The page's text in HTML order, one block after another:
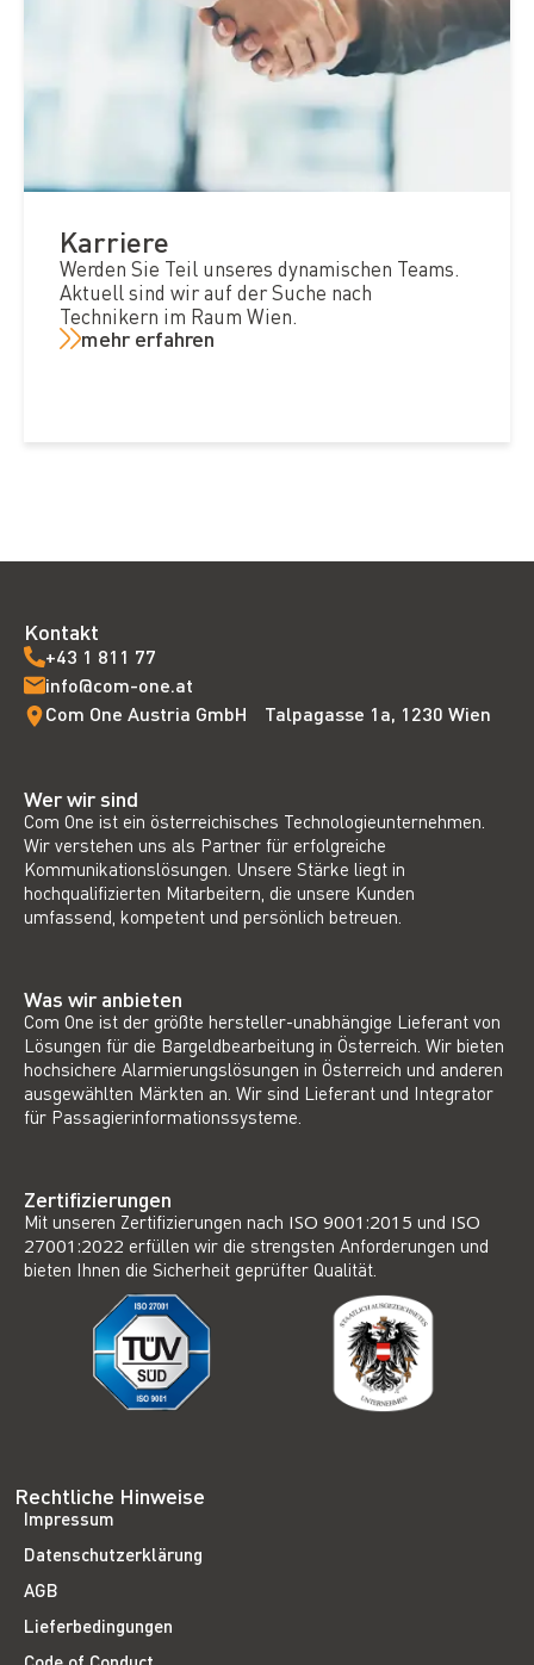
Karriere
Werden Sie Teil unseres dynamischen Teams.
Aktuell sind wir auf der Suche nach
Technikern im Raum Wien.
mehr erfahren
Kontakt
+43 1 811 77
info@com-one.at
Com One Austria GmbH Talpagasse 1a, 1230 Wien
Wer wir sind
Com One ist ein österreichisches Technologieunternehmen.
Wir verstehen uns als Partner für erfolgreiche
Kommunikationslösungen. Unsere Stärke liegt in
hochqualifizierten Mitarbeitern, die unsere Kunden
umfassend, kompetent und persönlich betreuen.
Was wir anbieten
Com One ist der größte hersteller-unabhängige Lieferant von
Lösungen für die Bargeldbearbeitung in Österreich. Wir bieten
hochsichere Alarmierungslösungen in Österreich und anderen
ausgewählten Märkten an. Wir sind Lieferant und Integrator
für Passagierinformationssysteme.
Zertifizierungen
Mit unseren Zertifizierungen nach ISO 9001:2015 und ISO
27001:2022 erfüllen wir die strengsten Anforderungen und
bieten Ihnen die Sicherheit geprüfter Qualität.
Rechtliche Hinweise
Impressum
Datenschutzerklärung
AGB
Lieferbedingungen